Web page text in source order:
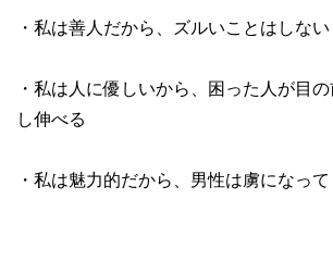
・私は善人だから、ズルいことはしない
・私は人に優しいから、困った人が目
し伸べる
・私は魅力的だから、男性は虜になって